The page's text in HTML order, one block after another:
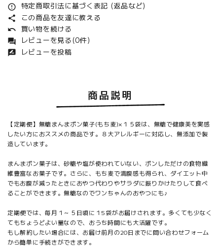
error_outline 特定商取引法に基づく表記 (返品など)
share この商品を友達に教える
undo 買い物を続ける
forum レビューを見る(0件)
rate_review レビューを投稿
商品説明
【定期便】無糖まんまポン菓子(もち麦)×１５袋は、無糖で健康美を実感
したい方におススメの商品です。８大アレルギーに対応し、無添加で製
造しています。
まんまポン菓子は、砂糖や塩が使われていない、ポンしただけの食物繊
維豊富なお菓子です。さらに、もち麦で満腹感も得られ、ダイエット中
でもお腹が減ったときにおやつ代わりやサラダに振りかけたりして食べ
ることができます。無糖なのでワンちゃんのおやつにも♪
定期便では、毎月１～５日頃に１5袋がお届けされます。多くても少なく
てもちょうどよい量なので、おうち時間にも大活躍です。
もし解約したい場合には、お届け前月の20日までに問い合わせフォーム
から簡単に手続きができます。